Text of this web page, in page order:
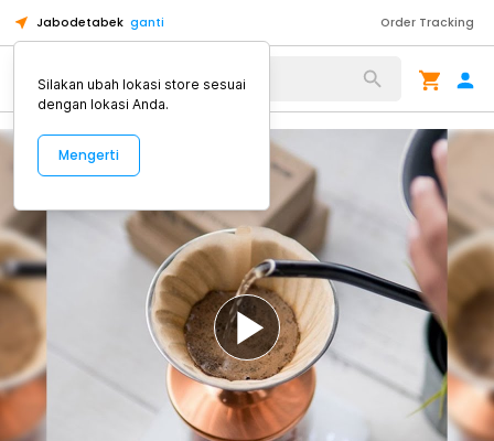
Jabodetabek ganti Order Tracking
Alat Kopi
Silakan ubah lokasi store sesuai
dengan lokasi Anda.
Mengerti